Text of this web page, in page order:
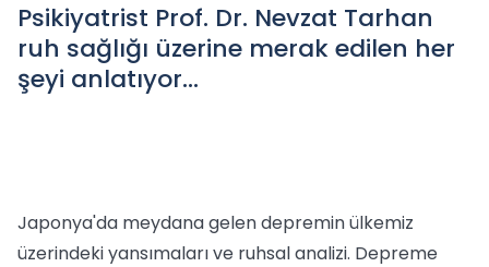
Psikiyatrist Prof. Dr. Nevzat Tarhan
ruh sağlığı üzerine merak edilen her
şeyi anlatıyor…
Japonya'da meydana gelen depremin ülkemiz
üzerindeki yansımaları ve ruhsal analizi. Depreme